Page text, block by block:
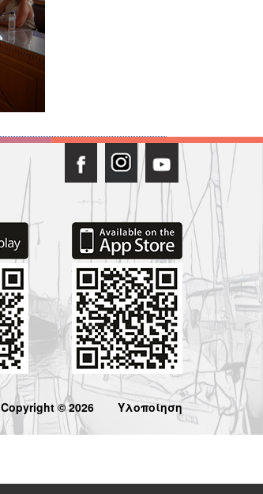
Copyright © 2026 Υλοποίηση